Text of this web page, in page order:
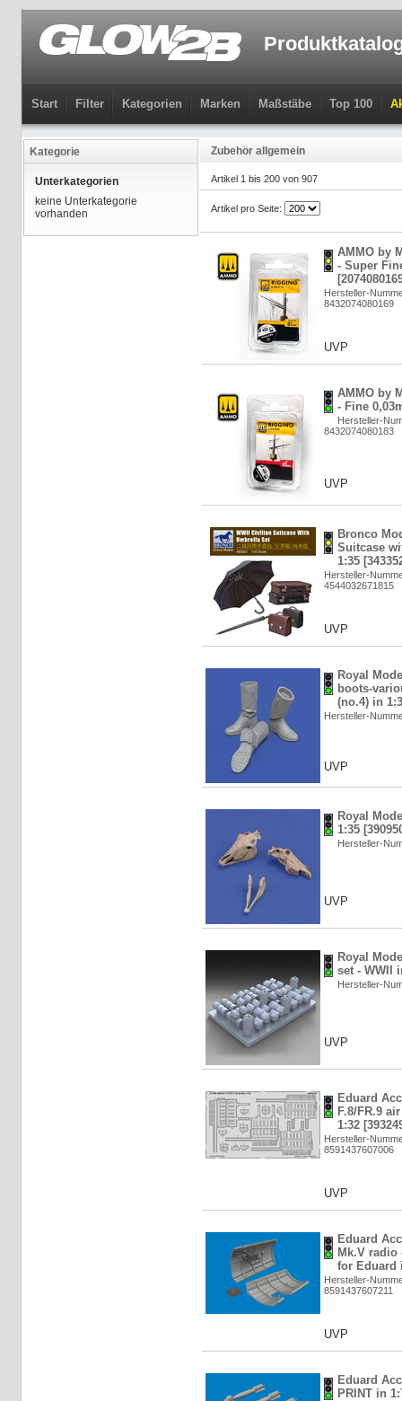
Start Filter Kategorien Marken Maßstäbe Top 100
Kategorie
Unterkategorien
keine Unterkategorie
vorhanden
Zubehör allgemein
Artikel 1 bis 200 von 907
Artikel pro Seite:
AMMO by
- Super
Hersteller-
8432074080169
UVP
AMMO by
- Fine
Hersteller-
8432074080183
UVP
Bronco
Suitcase
1:35
Hersteller-
4544032671815
UVP
Royal
boots-
(no.4) in
Hersteller-
UVP
Royal
1:35
Hersteller-
UVP
Royal
set - WWII
Hersteller-
UVP
Eduard
F.8/FR.9
1:32
Hersteller-
8591437607006
UVP
Eduard
Mk.V radio
for Eduard
Hersteller-
8591437607211
UVP
Eduard
PRINT in